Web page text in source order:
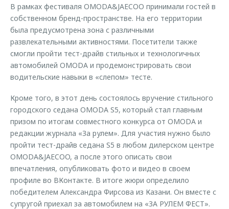
В рамках фестиваля OMODA&JAECOO принимали гостей в
собственном бренд-пространстве. На его территории
была предусмотрена зона с различными
развлекательными активностями. Посетители также
смогли пройти тест-драйв стильных и технологичных
автомобилей OMODA и продемонстрировать свои
водительские навыки в «слепом» тесте.
Кроме того, в этот день состоялось вручение стильного
городского седана OMODA S5, который стал главным
призом по итогам совместного конкурса от OMODA и
редакции журнала «За рулем». Для участия нужно было
пройти тест-драйв седана S5 в любом дилерском центре
OMODA&JAECOO, а после этого описать свои
впечатления, опубликовать фото и видео в своем
профиле во ВКонтакте. В итоге жюри определило
победителем Александра Фирсова из Казани. Он вместе с
супругой приехал за автомобилем на «ЗА РУЛЕМ ФЕСТ».